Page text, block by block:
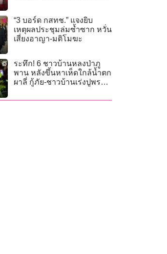
“3 บอร์ด กสทช.” แจงยิบ
เหตุผลประชุมล่มซ้ำซาก หวั่น
เสี่ยงอาญา-มติโมฆะ
ระทึก! 6 ชาวบ้านหลงป่าภู
พาน หลังขึ้นหาเห็ดใกล้น้ำตก
ผาลี่ กู้ภัย-ชาวบ้านเร่งปูพรม